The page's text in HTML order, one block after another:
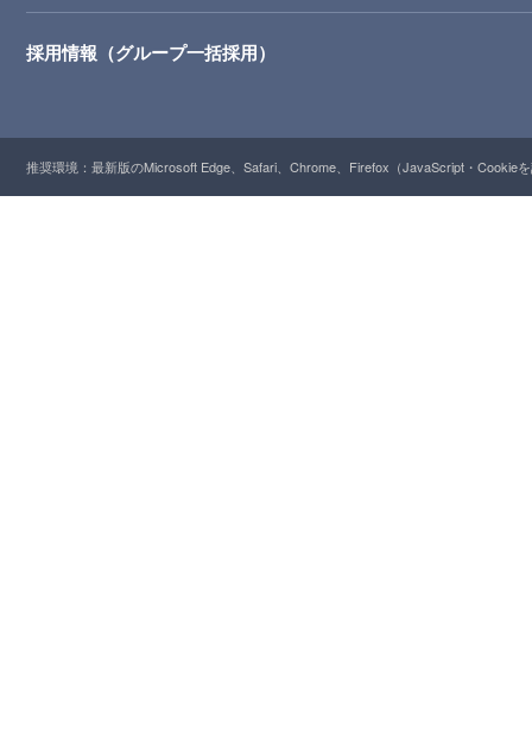
採用情報（グループ一括採用）
推奨環境：最新版のMicrosoft Edge、Safari、Chrome、Firefox（JavaScript・Cookie